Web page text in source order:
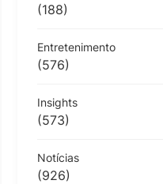
(188)
Entretenimento
(576)
Insights
(573)
Notícias
(926)